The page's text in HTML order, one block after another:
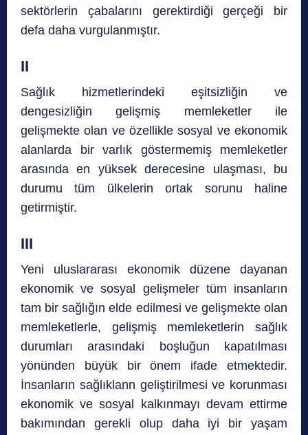
sektörlerin çabalarını gerektirdiği gerçeği bir
defa daha vurgulanmıştır.
II
Sağlık hizmetlerindeki eşitsizliğin ve
dengesizliğin gelişmiş memleketler ile
gelişmekte olan ve özellikle sosyal ve ekonomik
alanlarda bir varlık göstermemiş memleketler
arasında en yüksek derecesine ulaşması, bu
durumu tüm ülkelerin ortak sorunu haline
getirmiştir.
III
Yeni uluslararası ekonomik düzene dayanan
ekonomik ve sosyal gelişmeler tüm insanların
tam bir sağlığın elde edilmesi ve gelişmekte olan
memleketlerle, gelişmiş memleketlerin sağlık
durumları arasındaki boşluğun kapatılması
yönünden büyük bir önem ifade etmektedir.
İnsanların sağlıklann geliştirilmesi ve korunması
ekonomik ve sosyal kalkınmayı devam ettirme
bakımından gerekli olup daha iyi bir yaşam